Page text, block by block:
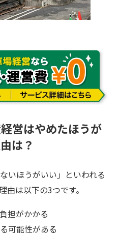
営はやめたほうが
は？
いほうがいい」といわれる
由は以下の3つです。
担がかかる
可能性がある